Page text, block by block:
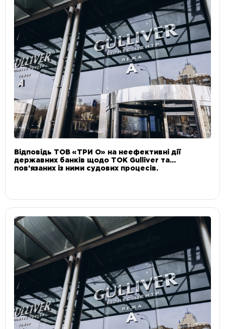
Відповідь ТОВ «ТРИ О» на неефективні дії
державних банків щодо ТОК Gulliver та
пов’язаних із ними судових процесів.